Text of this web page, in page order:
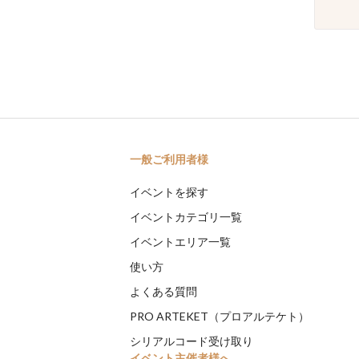
一般ご利用者様
イベントを探す
イベントカテゴリ一覧
イベントエリア一覧
使い方
よくある質問
PRO ARTEKET（プロアルテケト）
シリアルコード受け取り